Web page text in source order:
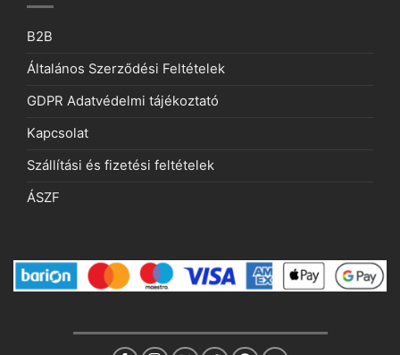
B2B
Általános Szerződési Feltételek
GDPR Adatvédelmi tájékoztató
Kapcsolat
Szállítási és fizetési feltételek
ÁSZF